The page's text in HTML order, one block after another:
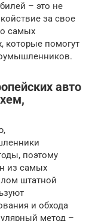
– это не
за свое
о самых
которые помогут
авто
поэтому
из самых
штатной
и обхода
метод –